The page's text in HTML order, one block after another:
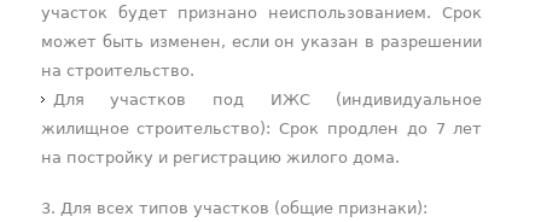
участок будет признано неиспользованием. Срок
может быть изменен, если он указан в разрешении
на строительство.
Для участков под ИЖС (индивидуальное
жилищное строительство): Срок продлен до 7 лет
на постройку и регистрацию жилого дома.
3. Для всех типов участков (общие признаки):